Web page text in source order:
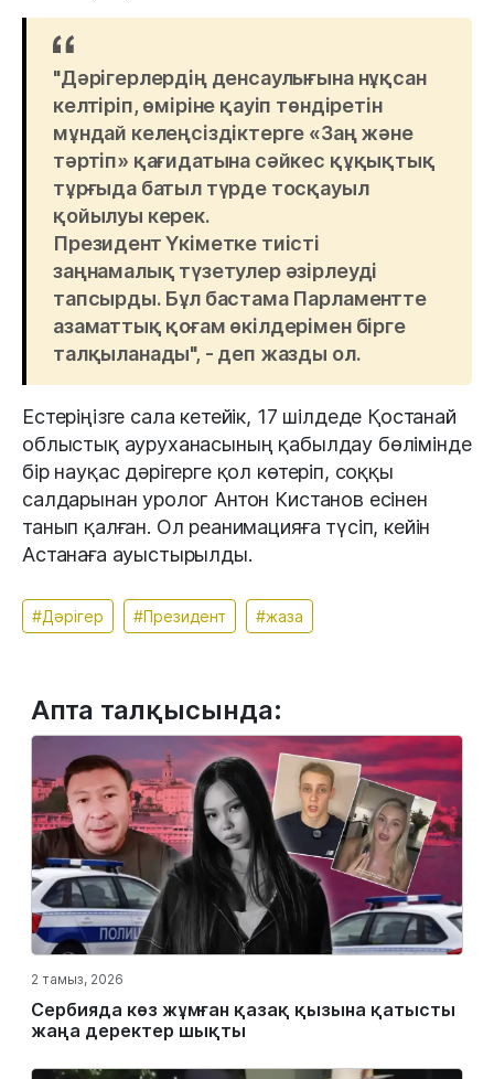
"Дәрігерлердің денсаулығына нұқсан
келтіріп, өміріне қауіп төндіретін
мұндай келеңсіздіктерге «Заң және
тәртіп» қағидатына сәйкес құқықтық
тұрғыда батыл түрде тосқауыл
қойылуы керек.
Президент Үкіметке тиісті
заңнамалық түзетулер әзірлеуді
тапсырды. Бұл бастама Парламентте
азаматтық қоғам өкілдерімен бірге
талқыланады", - деп жазды ол.
Естеріңізге сала кетейік, 17 шілдеде Қостанай
облыстық ауруханасының қабылдау бөлімінде
бір науқас дәрігерге қол көтеріп, соққы
салдарынан уролог Антон Кистанов есінен
танып қалған. Ол реанимацияға түсіп, кейін
Астанаға ауыстырылды.
#Дәрігер #Президент #жаза
Апта талқысында:
2 тамыз, 2026
Сербияда көз жұмған қазақ қызына қатысты
жаңа деректер шықты